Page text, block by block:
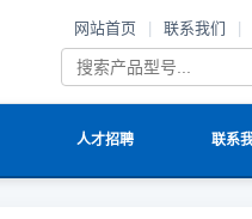
网站首页 联系我们
人才招聘 联系